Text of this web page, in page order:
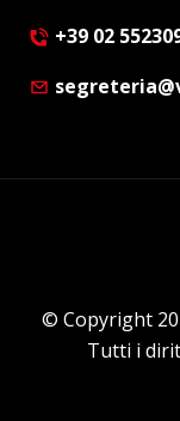
+39 02
© Copyright
Tutti i